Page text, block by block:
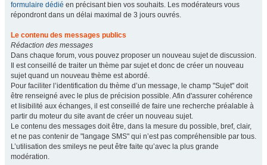
formulaire dédié en précisant bien vos souhaits. Les modérateurs vous
répondront dans un délai maximal de 3 jours ouvrés.
Le contenu des messages publics
Rédaction des messages
Dans chaque forum, vous pouvez proposer un nouveau sujet de discussion.
Il est conseillé de traiter un thème par sujet et donc de créer un nouveau
sujet quand un nouveau thème est abordé.
Pour faciliter l’identification du thème d’un message, le champ "Sujet" doit
être renseigné avec le plus de précision possible. Afin d'assurer cohérence
et lisibilité aux échanges, il est conseillé de faire une recherche préalable à
partir du moteur du site avant de créer un nouveau sujet.
Le contenu des messages doit être, dans la mesure du possible, bref, clair,
et ne pas contenir de "langage SMS" qui n’est pas compréhensible par tous.
L’utilisation des smileys ne peut être faite qu’avec la plus grande
modération.